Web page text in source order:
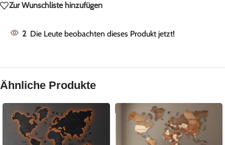
Zur Wunschliste hinzufügen
2 Die Leute beobachten dieses Produkt jetzt!
Ähnliche Produkte